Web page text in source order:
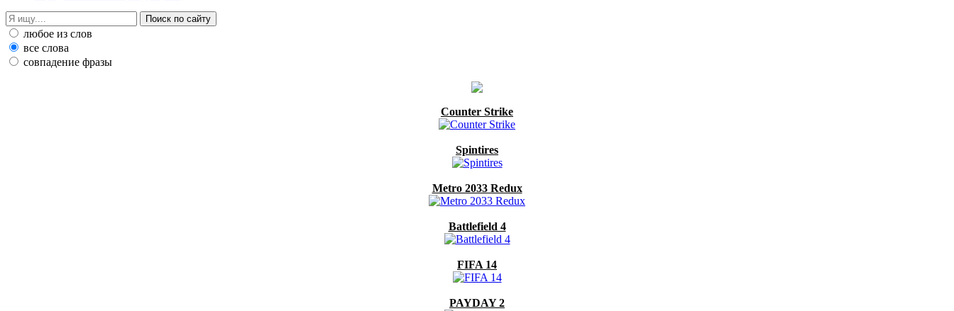
любое из слов
все слова
совпадение фразы
Counter Strike
Spintires
Metro 2033 Redux
Battlefield 4
FIFA 14
PAYDAY 2